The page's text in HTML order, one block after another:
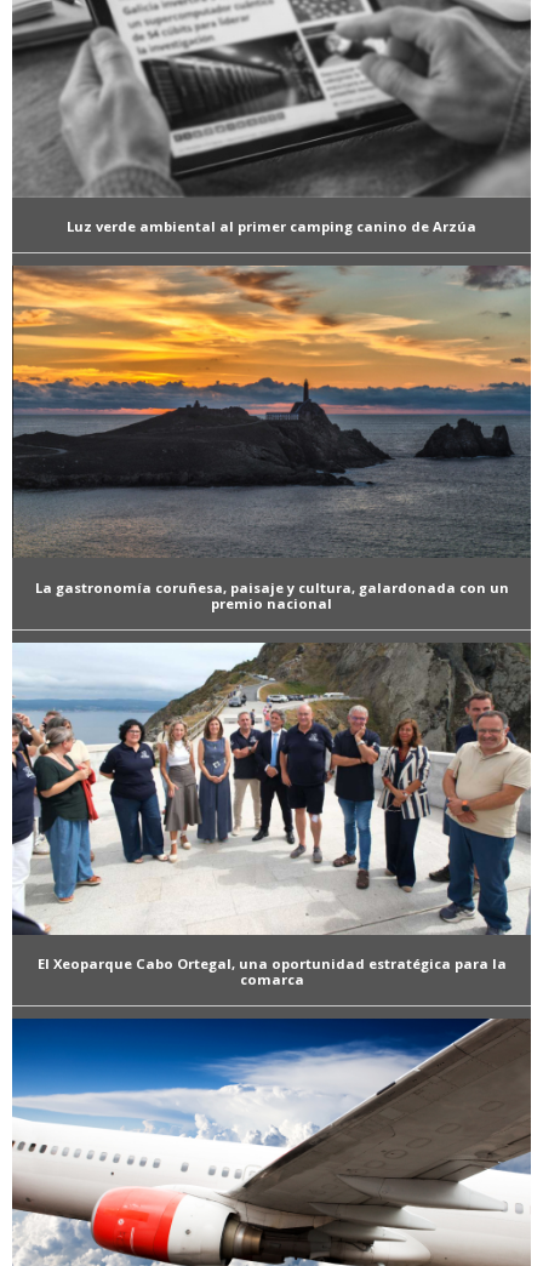
Luz verde ambiental al primer camping canino de Arzúa
La gastronomía coruñesa, paisaje y cultura, galardonada con un
premio nacional
El Xeoparque Cabo Ortegal, una oportunidad estratégica para la
comarca